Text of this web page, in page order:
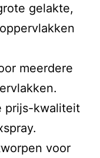
gelakte,
meerdere
prijs-kwaliteit
voor